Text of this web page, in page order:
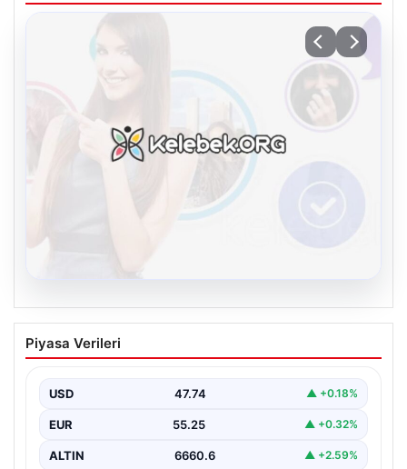
Kelebek.Org İle Sanal İletişimin Seviyeli
Adresi Ve Chat Deneyimi
iletişim kurması büyük bir önem barındırmaktadır.
Günümüzde birçok…
Piyasa Verileri
USD 47.74 ▲ +0.18%
EUR 55.25 ▲ +0.32%
ALTIN 6660.6 ▲ +2.59%